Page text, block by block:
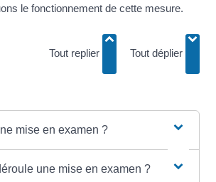
le fonctionnement de cette mesure.
Tout replier Tout déplier
mise en examen ?
une mise en examen ?